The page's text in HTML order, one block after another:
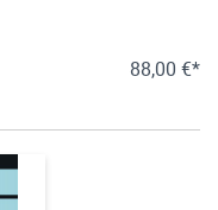
88,00 €*